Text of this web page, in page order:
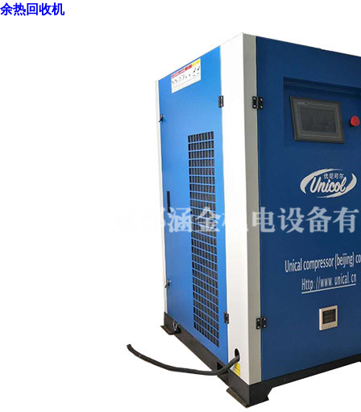
余热回收机